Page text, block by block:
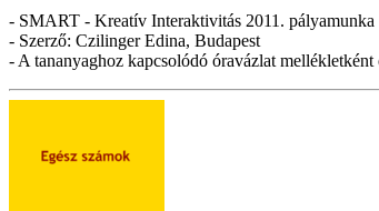
- SMART - Kreatív Interaktivitás 2011. pályamunka
- Szerző: Czilinger Edina, Budapest
- A tananyaghoz kapcsolódó óravázlat mellékletként